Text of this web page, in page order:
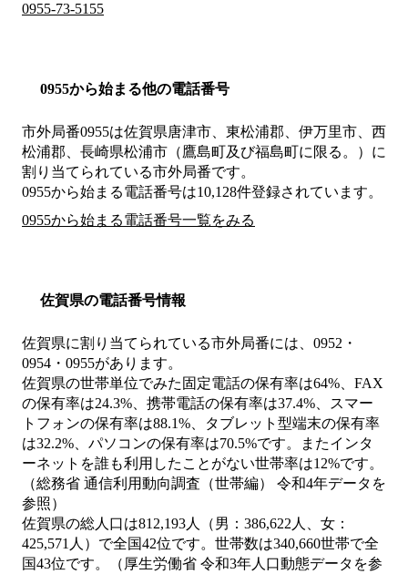
0955-73-5155
0955から始まる他の電話番号
市外局番0955は佐賀県唐津市、東松浦郡、伊万里市、西
松浦郡、長崎県松浦市（鷹島町及び福島町に限る。） に
割り当てられている市外局番です。
0955から始まる電話番号は10,128件登録されています。
0955から始まる電話番号一覧をみる
佐賀県の電話番号情報
佐賀県に割り当てられている市外局番には、0952・
0954・0955があります。
佐賀県の世帯単位でみた固定電話の保有率は64%、FAX
の保有率は24.3%、携帯電話の保有率は37.4%、スマー
トフォンの保有率は88.1%、タブレット型端末の保有率
は32.2%、パソコンの保有率は70.5%です。またインタ
ーネットを誰も利用したことがない世帯率は12%です。
（総務省 通信利用動向調査（世帯編） 令和4年データを
参照）
佐賀県の総人口は812,193人（男：386,622人、女：
425,571人）で全国42位です。世帯数は340,660世帯で全
国43位です。（厚生労働省 令和3年人口動態データを参